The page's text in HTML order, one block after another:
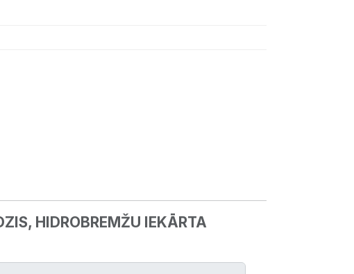
HIDROBREMŽU IEKĀRTA